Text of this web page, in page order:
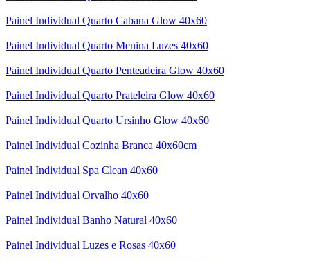
Painel Individual Quarto Cabana Glow 40x60
Painel Individual Quarto Menina Luzes 40x60
Painel Individual Quarto Penteadeira Glow 40x60
Painel Individual Quarto Prateleira Glow 40x60
Painel Individual Quarto Ursinho Glow 40x60
Painel Individual Cozinha Branca 40x60cm
Painel Individual Spa Clean 40x60
Painel Individual Orvalho 40x60
Painel Individual Banho Natural 40x60
Painel Individual Luzes e Rosas 40x60